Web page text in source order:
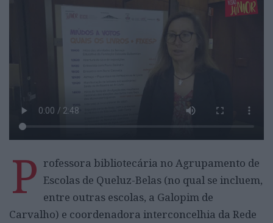
P rofessora bibliotecária no Agrupamento de
Escolas de Queluz-Belas (no qual se incluem,
entre outras escolas, a Galopim de
Carvalho) e coordenadora interconcelhia da Rede